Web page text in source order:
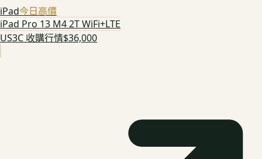
iPad今日高價
iPad Pro 13 M4 2T WiFi+LTE
US3C 收購行情$36,000